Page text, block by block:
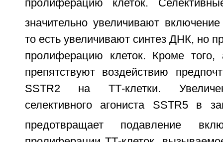
пролиферацию клеток.
значительно увеличивают
то есть увеличивают синтез ДНК, но
пролиферацию клеток. Кроме того,
препятствуют воздействию
SSTR2 на ТТ-клетки.
селективного агониста SSTR5 в
предотвращает подавление